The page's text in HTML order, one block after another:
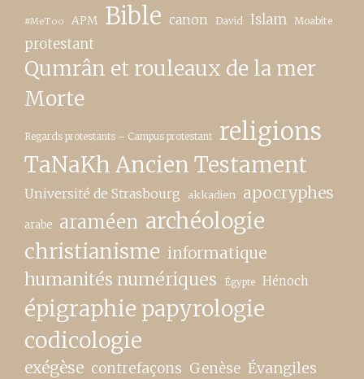
#MeToo APM Bible canon David Islam Moabite
protestant
Qumrân et rouleaux de la mer
Morte
Regards protestants – Campus protestant religions
TaNaKh Ancien Testament
Université de Strasbourg akkadien apocryphes
arabe araméen archéologie
christianisme informatique
humanités numériques Égypte Hénoch
épigraphie papyrologie
codicologie
exégèse contrefaçons Genèse Évangiles